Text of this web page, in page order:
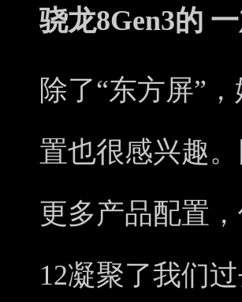
骁龙8Gen3的
除了“东方屏”
置也很感兴趣
更多产品配置
12凝聚了我们